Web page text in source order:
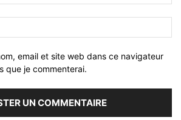
email et site web dans ce navigateur
que je commenterai.